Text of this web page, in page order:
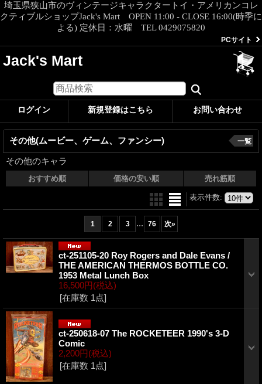
埼玉県狭山市のヴィンテージキャラクタートイ・アメリカンコレ
クティブルショップJack's Mart OPEN 11:00 - CLOSE 16:00(時季に
よる) 定休日：水曜 TEL 0429075820
PCサイト
Jack's Mart
ログイン 新規登録はこちら お問い合わせ
その他(ムービー、ゲーム、ファンシー)
その他のキャラ
一覧
おすすめ順 価格の安い順 売れ筋順
表示件数:
1 2 3 ... 76 次»
ct-251105-20 Roy Rogers and Dale Evans /
THE AMERICAN THERMOS BOTTLE CO.
1953 Metal Lunch Box
16,500円(税込)
[在庫数 1点]
ct-250618-07 The ROCKETEER 1990's 3-D
Comic
2,200円(税込)
[在庫数 1点]